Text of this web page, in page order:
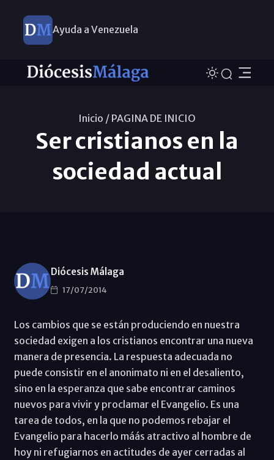
Ayuda a Venezuela
Inicio / PAGINA DE INICIO
Ser cristianos en la
sociedad actual
Diócesis Málaga
17/07/2014
Los cambios que se están produciendo en nuestra
sociedad exigen a los cristianos encontrar una nueva
manera de presencia. La respuesta adecuada no
puede consistir en el anonimato ni en el desaliento,
sino en la esperanza que sabe encontrar caminos
nuevos para vivir y proclamar el Evangelio. Es una
tarea de todos, en la que no podemos rebajar el
Evangelio para hacerlo máás atractivo al hombre de
hoy ni refugiarnos en actitudes de ayer cerradas al